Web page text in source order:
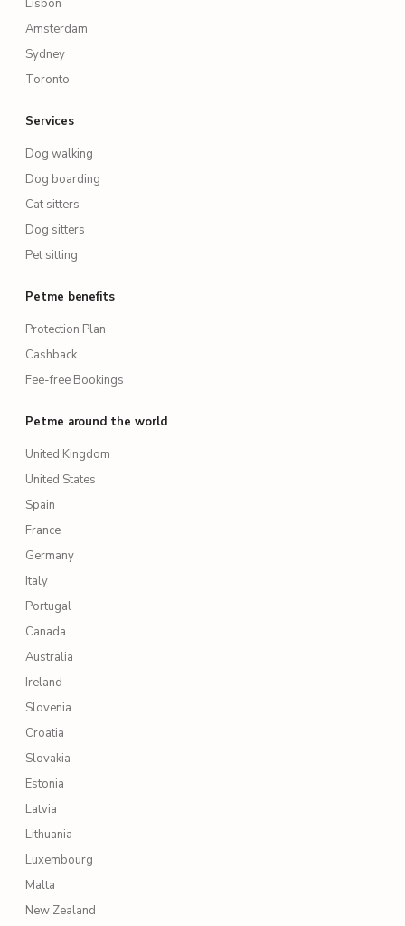
Lisbon
Amsterdam
Sydney
Toronto
Services
Dog walking
Dog boarding
Cat sitters
Dog sitters
Pet sitting
Petme benefits
Protection Plan
Cashback
Fee-free Bookings
Petme around the world
United Kingdom
United States
Spain
France
Germany
Italy
Portugal
Canada
Australia
Ireland
Slovenia
Croatia
Slovakia
Estonia
Latvia
Lithuania
Luxembourg
Malta
New Zealand